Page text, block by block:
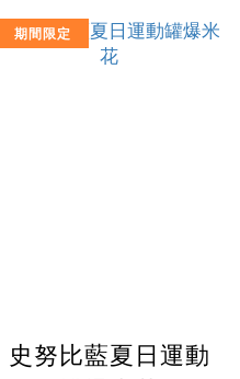
期間限定
史努比藍夏日運動